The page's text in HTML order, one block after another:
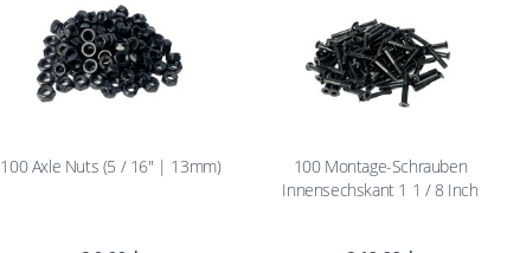
100 Axle Nuts (5 / 16" | 13mm)
100 Montage-Schrauben
Innensechskant 1 1 / 8 Inch